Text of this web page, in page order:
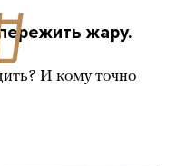
жару.
И кому точно